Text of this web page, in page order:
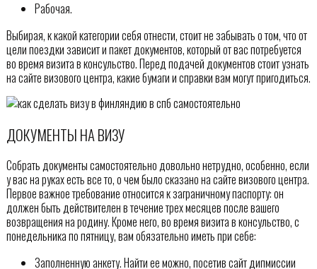
Рабочая.
Выбирая, к какой категории себя отнести, стоит не забывать о том, что от
цели поездки зависит и пакет документов, который от вас потребуется
во время визита в консульство. Перед подачей документов стоит узнать
на сайте визового центра, какие бумаги и справки вам могут пригодиться.
ДОКУМЕНТЫ НА ВИЗУ
Собрать документы самостоятельно довольно нетрудно, особенно, если
у вас на руках есть все то, о чем было сказано на сайте визового центра.
Первое важное требование относится к заграничному паспорту: он
должен быть действителен в течение трех месяцев после вашего
возвращения на родину. Кроме него, во время визита в консульство, с
понедельника по пятницу, вам обязательно иметь при себе:
Заполненную анкету. Найти ее можно, посетив сайт дипмиссии